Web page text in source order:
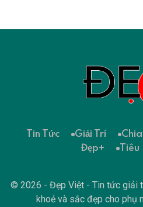
Tin Tức Giải Trí
Đẹp+
© 2026 - Đẹp Việt - Tin tức giải
khoẻ và sắc đẹp cho phụ